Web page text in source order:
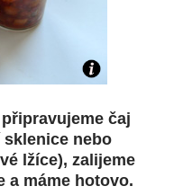
čaj
sklenice nebo
lžíce), zalijeme
a máme hotovo.